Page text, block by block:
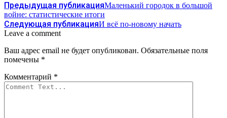
Предыдущая публикацияМаленький городок в большой
войне: статистические итоги
Следующая публикацияИ всё по-новому начать
Leave a comment
Ваш адрес email не будет опубликован. Обязательные поля
помечены *
Комментарий *